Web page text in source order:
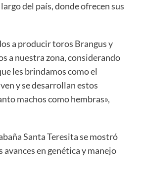
del país, donde ofrecen sus
a producir toros Brangus y
a nuestra zona, considerando
les brindamos como el
y se desarrollan estos
machos como hembras»,
Santa Teresita se mostró
avances en genética y manejo